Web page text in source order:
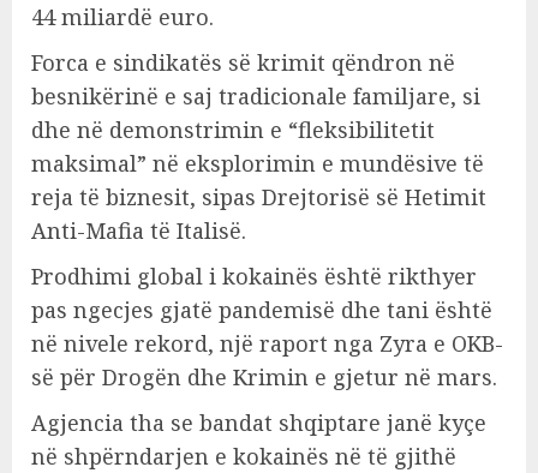
44 miliardë euro.
Forca e sindikatës së krimit qëndron në
besnikërinë e saj tradicionale familjare, si
dhe në demonstrimin e “fleksibilitetit
maksimal” në eksplorimin e mundësive të
reja të biznesit, sipas Drejtorisë së Hetimit
Anti-Mafia të Italisë.
Prodhimi global i kokainës është rikthyer
pas ngecjes gjatë pandemisë dhe tani është
në nivele rekord, një raport nga Zyra e OKB-
së për Drogën dhe Krimin e gjetur në mars.
Agjencia tha se bandat shqiptare janë kyçe
në shpërndarjen e kokainës në të gjithë